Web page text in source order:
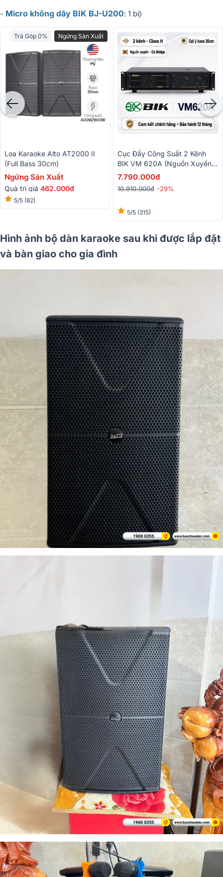
- Micro không dây BIK BJ-U200: 1 bộ
Trả Góp 0% Ngừng Sản Xuất
Loa Karaoke Alto AT2000 II
(Full Bass 30cm)
Ngừng Sản Xuất
Quà trị giá 462.000đ
5/5 (82)
Cục Đẩy Công Suất 2 Kênh
BIK VM 620A (Nguồn Xuyến,
Class H, 600W)
7.790.000đ
10.910.000đ -29%
5/5 (315)
Hình ảnh bộ dàn karaoke sau khi được lắp đặt
và bàn giao cho gia đình